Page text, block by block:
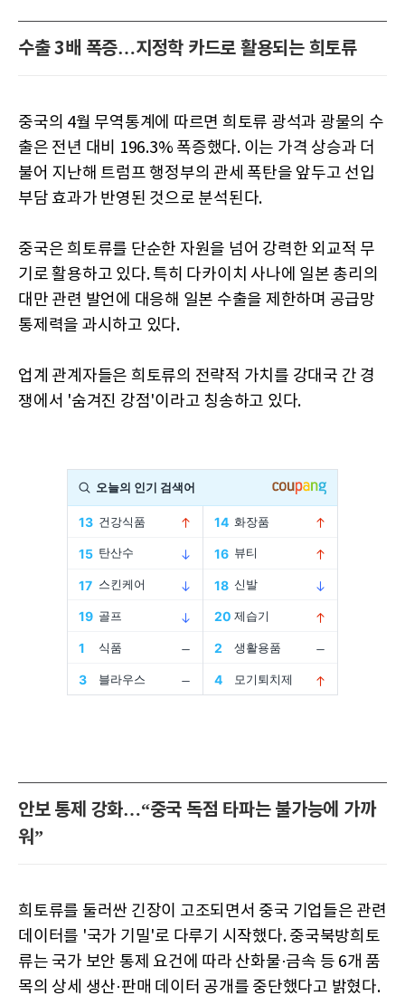
수출 3배 폭증…지정학 카드로 활용되는 희토류
중국의 4월 무역통계에 따르면 희토류 광석과 광물의 수
출은 전년 대비 196.3% 폭증했다. 이는 가격 상승과 더
불어 지난해 트럼프 행정부의 관세 폭탄을 앞두고 선입
부담 효과가 반영된 것으로 분석된다.
중국은 희토류를 단순한 자원을 넘어 강력한 외교적 무
기로 활용하고 있다. 특히 다카이치 사나에 일본 총리의
대만 관련 발언에 대응해 일본 수출을 제한하며 공급망
통제력을 과시하고 있다.
업계 관계자들은 희토류의 전략적 가치를 강대국 간 경
쟁에서 '숨겨진 강점'이라고 칭송하고 있다.
안보 통제 강화…“중국 독점 타파는 불가능에 가까
워”
희토류를 둘러싼 긴장이 고조되면서 중국 기업들은 관련
데이터를 '국가 기밀'로 다루기 시작했다. 중국북방희토
류는 국가 보안 통제 요건에 따라 산화물·금속 등 6개 품
목의 상세 생산·판매 데이터 공개를 중단했다고 밝혔다.